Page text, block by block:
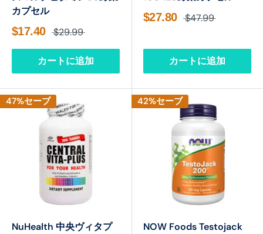
カプセル
$17.40 $29.99
カートに追加
$27.80 $47.99
カートに追加
47%セーブ
NuHealth 中央ヴィタプ
42%セーブ
NOW Foods Testojack